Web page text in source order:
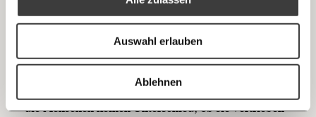
Auswahl erlauben
Ablehnen
Anmelden
Ich spende einmalig
20€ 40€
60€ 100€
Bluesky
https://www.moment.at/story/gewalt-naturschutz-menschenrechte-linda-poppe/
Rechte der indigenen Völker an den Gebieten werden
nicht eingehalten. Sie können das Land nicht oder
nur mehr sehr eingeschränkt nutzen. Das ein
Sache gesehen wird. Aber es macht im Endeffekt für
die Menschen keinen Unterschied, ob sie vertrieben